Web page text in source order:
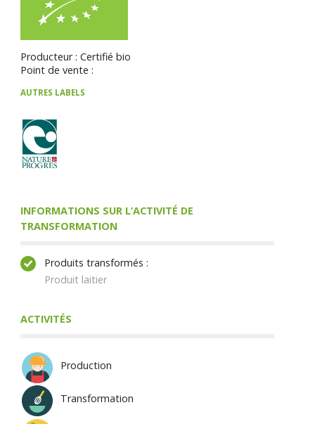
Producteur : Certifié bio
Point de vente :
AUTRES LABELS
INFORMATIONS SUR L’ACTIVITÉ DE
TRANSFORMATION
Produits transformés :
Produit laitier
ACTIVITÉS
Production
Transformation